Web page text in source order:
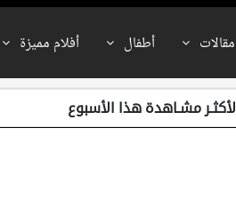
مقالات أطفال أفلام مميزة
الأكثـر مشـاهدة هذا الأسبوع